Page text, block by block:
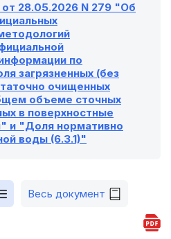
от 28.05.2026 N 279 "Об
по
загрязненных (без
очищенных
объеме сточных
в поверхностные
и "Доля нормативно
воды (6.3.1)"
Весь документ